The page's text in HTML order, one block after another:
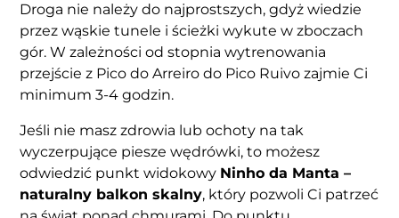
Droga nie należy do najprostszych, gdyż wiedzie
przez wąskie tunele i ścieżki wykute w zboczach
gór. W zależności od stopnia wytrenowania
przejście z Pico do Arreiro do Pico Ruivo zajmie Ci
minimum 3-4 godzin.
Jeśli nie masz zdrowia lub ochoty na tak
wyczerpujące piesze wędrówki, to możesz
odwiedzić punkt widokowy Ninho da Manta –
naturalny balkon skalny, który pozwoli Ci patrzeć